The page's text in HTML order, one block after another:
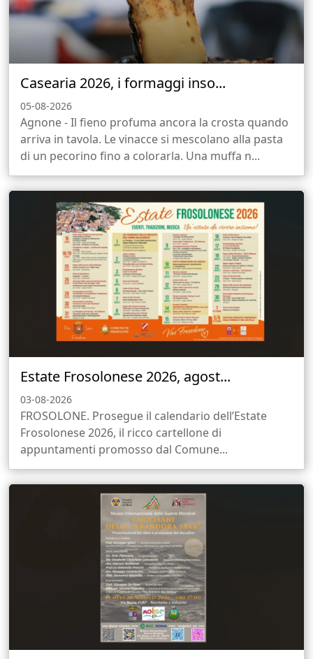
Casearia 2026, i formaggi inso...
05-08-2026
Agnone - Il fieno profuma ancora la crosta quando
arriva in tavola. Le vinacce si mescolano alla pasta
di un pecorino fino a colorarla. Una muffa n...
Estate Frosolonese 2026, agost...
03-08-2026
FROSOLONE. Prosegue il calendario dell’Estate
Frosolonese 2026, il ricco cartellone di
appuntamenti promosso dal Comune...